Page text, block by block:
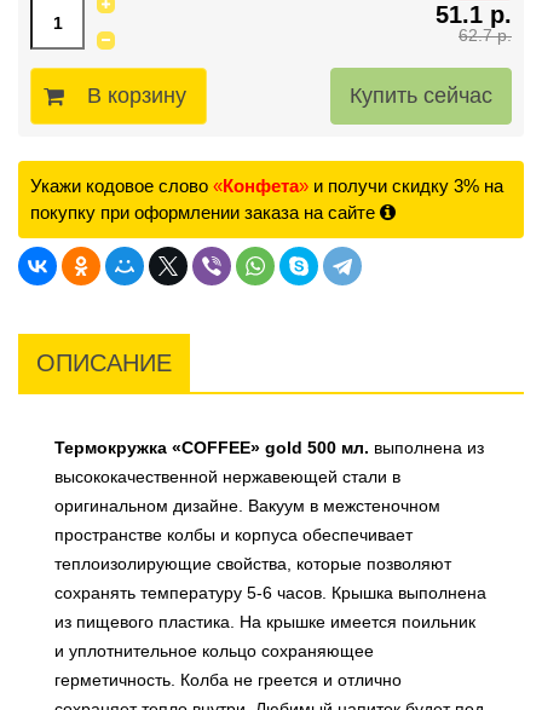
62.7 р.
51.1 р.
В корзину
Укажи кодовое слово «Конфета» и получи скидку 3% на
покупку при оформлении заказа на сайте
ОПИСАНИЕ
Термокружка «COFFEE» gold 500 мл. выполнена из
высококачественной нержавеющей стали в
оригинальном дизайне. Вакуум в межстеночном
пространстве колбы и корпуса обеспечивает
теплоизолирующие свойства, которые позволяют
сохранять температуру 5-6 часов. Крышка выполнена
из пищевого пластика. На крышке имеется поильник
и уплотнительное кольцо сохраняющее
герметичность. Колба не греется и отлично